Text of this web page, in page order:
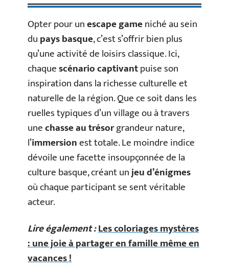
Opter pour unescape gameniché au sein
dupays basque, c’est s’offrir bien plus
qu’une activité de loisirs classique. Ici,
chaquescénario captivantpuise son
inspiration dans la richesse culturelle et
naturelle de la région. Que ce soit dans les
ruelles typiques d’un village ou à travers
unechasse au trésorgrandeur nature,
l’immersionest totale. Le moindre indice
dévoile une facette insoupçonnée de la
culture basque, créant unjeu d’énigmes
où chaque participant se sent véritable
acteur.
Lire également :Les coloriages mystères
: une joie à partager en famille même en
vacances !